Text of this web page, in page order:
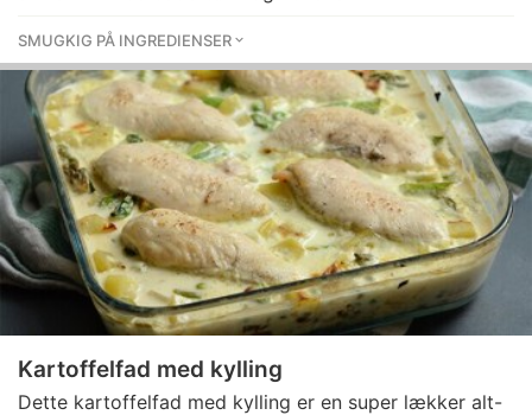
SMUGKIG PÅ INGREDIENSER
Kartoffelfad med kylling
Dette kartoffelfad med kylling er en super lækker alt-